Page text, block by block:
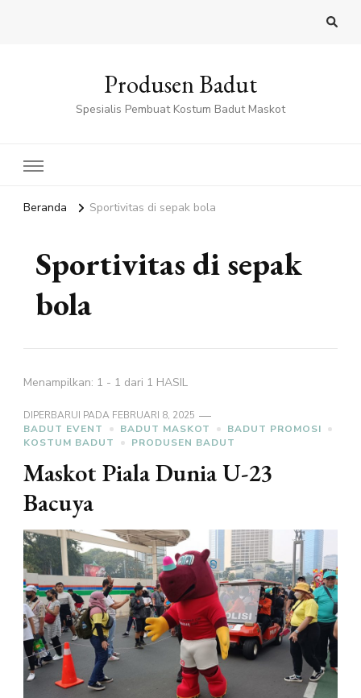
Produsen Badut
Spesialis Pembuat Kostum Badut Maskot
Beranda Sportivitas di sepak bola
Sportivitas di sepak
bola
Menampilkan: 1 - 1 dari 1 HASIL
DIPERBARUI PADA FEBRUARI 8, 2025
BADUT EVENT
BADUT MASKOT
BADUT PROMOSI
KOSTUM BADUT
PRODUSEN BADUT
Maskot Piala Dunia U-23
Bacuya